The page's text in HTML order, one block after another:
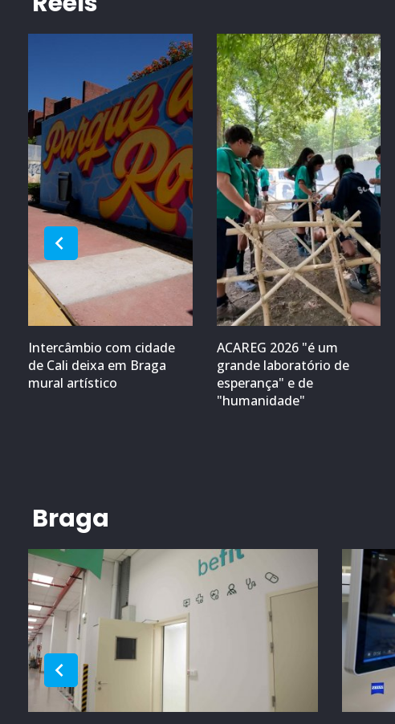
Intercâmbio com cidade
de Cali deixa em Braga
mural artístico
ACAREG 2026 "é um
grande laboratório de
esperança" e de
"humanidade"
Braga